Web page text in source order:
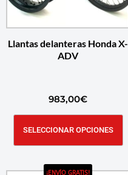
Llantas delanteras Honda X-
ADV
983,00€
SELECCIONAR OPCIONES
¡ENVÍO GRATIS!